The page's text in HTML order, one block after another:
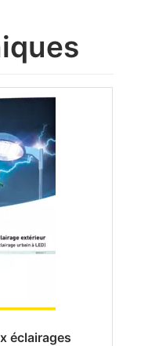
éclairages